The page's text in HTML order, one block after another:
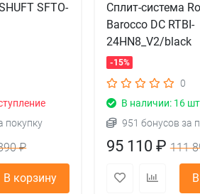
SFTO-
покупку
₽
В корзину
Сплит-система
Barocco DC RTBI-
24HN8_V2/black
-15%
0
В наличии: 16 шт
951 бонусов за
95 110 ₽111